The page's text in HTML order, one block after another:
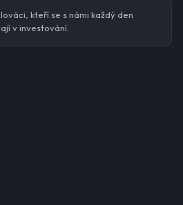
kteří se s námi každý den
v investování.